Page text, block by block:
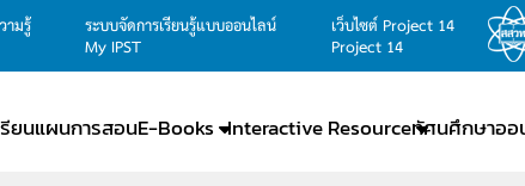
ามรู้
ระบบจัดการเรียนรู้แบบออนไลน์
My IPST
เว็บไซต์ Project 14
Project 14
ยนแผนการสอนE-Books Interactive Resourceทัศนศึกษาออ